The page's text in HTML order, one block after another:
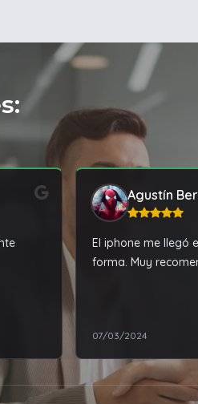
Agustín
El iphone me llegó
forma. Muy
07/03/2024